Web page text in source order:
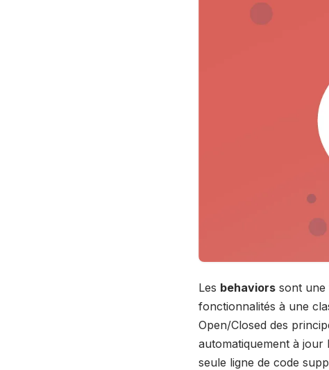
Les behaviors sont une
fonctionnalités à une
Open/Closed des
automatiquement à jour
seule ligne de code